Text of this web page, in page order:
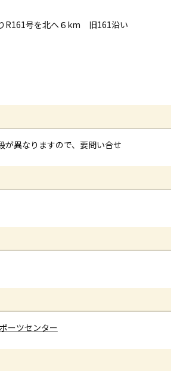
R161号を北へ６km 旧161沿い
が異なりますので、要問い合せ
ーツセンター